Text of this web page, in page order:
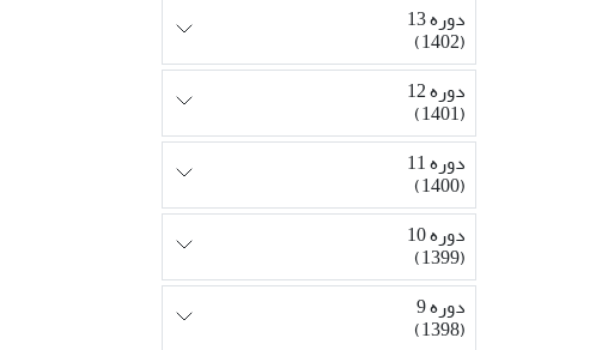
دوره 13
(1402)
دوره 12
(1401)
دوره 11
(1400)
دوره 10
(1399)
دوره 9
(1398)